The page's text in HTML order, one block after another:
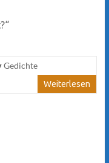
Gedichte
Weiterlesen